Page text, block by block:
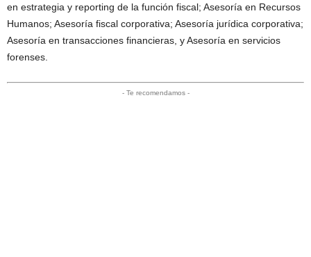
en estrategia y reporting de la función fiscal; Asesoría en Recursos
Humanos; Asesoría fiscal corporativa; Asesoría jurídica corporativa;
Asesoría en transacciones financieras, y Asesoría en servicios
forenses.
- Te recomendamos -